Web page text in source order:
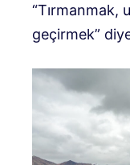
“Tırmanmak,
geçirmek” diye